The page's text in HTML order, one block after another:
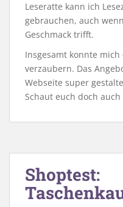
Leseratte kann ich
gebrauchen, auch
Geschmack trifft.
Insgesamt konnte
verzaubern. Das
Webseite super
Schaut euch doch
Shoptest: